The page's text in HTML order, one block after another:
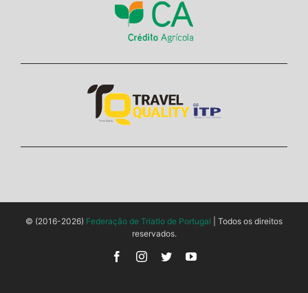
© (2016-2026) Federação de Triatlo de Portugal | Todos os direitos
reservados.
FacebookInstagram
TwitterYouTube